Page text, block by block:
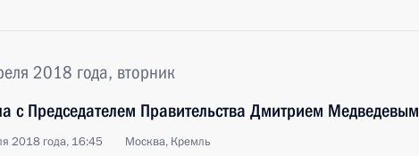
2018 года, вторник
с Председателем Правительства Дмитрием Медведевым
2018 года, 16:45 Москва, Кремль